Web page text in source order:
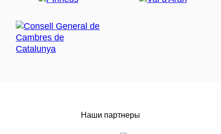
Наши партнеры